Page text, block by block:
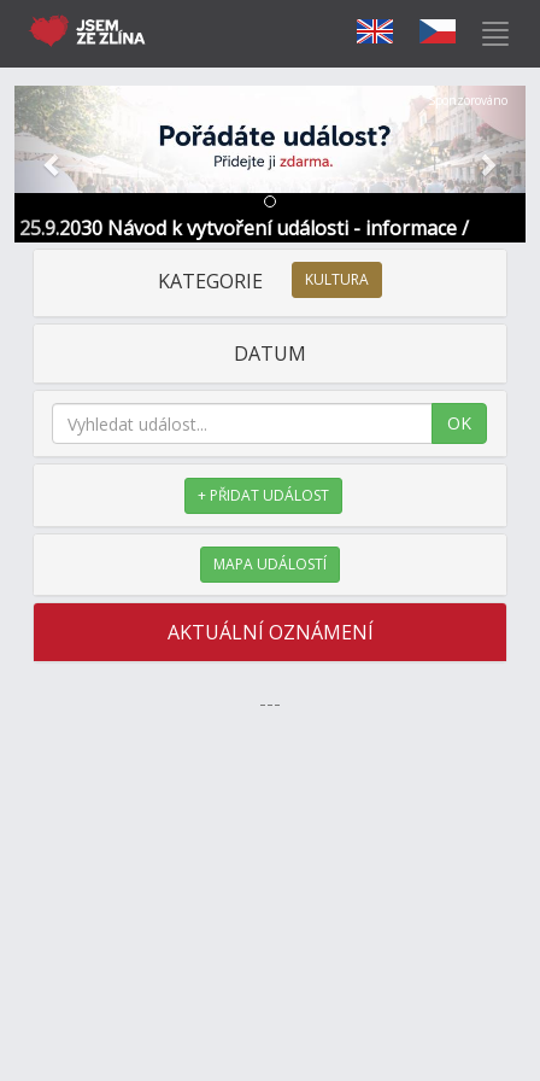
25.9.2030 Návod k vytvoření události - informace /
kontakt
Předchozí Další
Sponzorováno
KATEGORIE KULTURA
DATUM
OK
+ PŘIDAT UDÁLOST
MAPA UDÁLOSTÍ
AKTUÁLNÍ OZNÁMENÍ
---